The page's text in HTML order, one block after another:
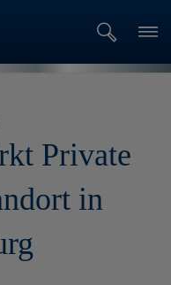
Private
in